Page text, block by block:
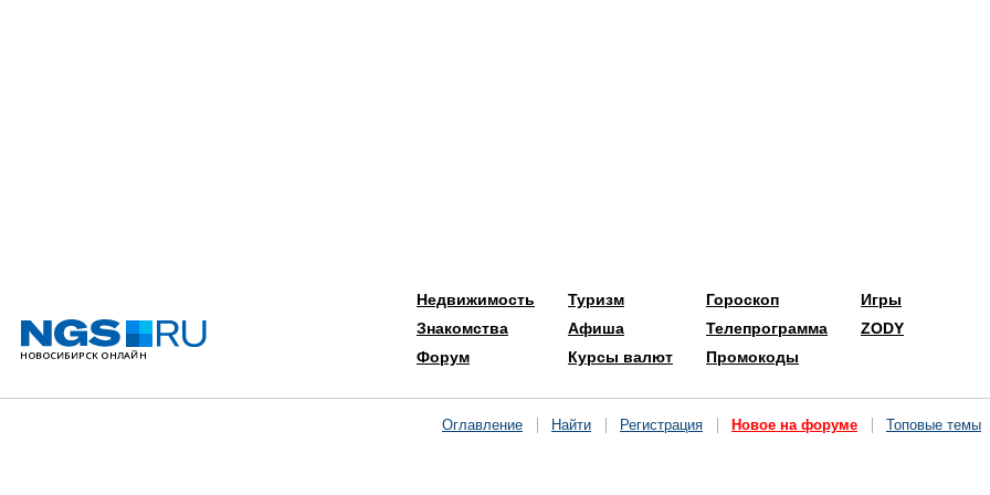
Недвижимость
Знакомства
Форум
Туризм
Афиша
Курсы валют
Гороскоп
Телепрограмма
Промокоды
Игры
ZODY
Оглавление Найти Регистрация Новое на форуме Топовые темы